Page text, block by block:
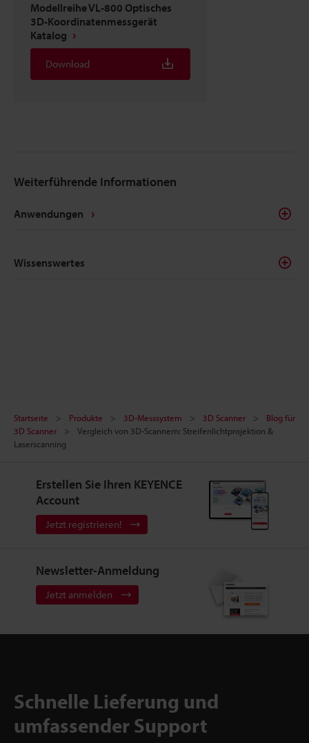
Modellreihe VL-800 Optisches
3D-Koordinatenmessgerät
Katalog
Download
Weiterführende Informationen
Anwendungen
Wissenswertes
Startseite Produkte 3D-Messsystem 3D Scanner
Blog für
3D Scanner
Vergleich von 3D-Scannern: Streifenlichtprojektion &
Laserscanning
Erstellen Sie Ihren KEYENCE
Account
Jetzt registrieren!
Newsletter-Anmeldung
Jetzt anmelden
Schnelle Lieferung und
umfassender Support